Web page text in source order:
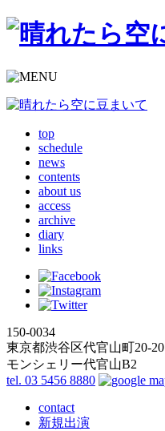
top
schedule
news
contents
about us
access
archive
diary
links
150-0034
東京都渋谷区代官山町20-20
モンシェリー代官山B2
tel. 03 5456 8880
contact
新規出演